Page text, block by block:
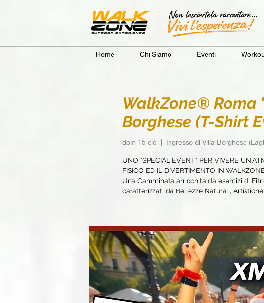
Home Chi Siamo Eventi
WalkZone® Roma
Borghese (T-Shirt
dom 15 dic
  |
Ingresso di Villa Borghese
UNO "SPECIAL EVENT" PER VIVERE
FISICO ED IL DIVERTIMENTO IN
Una Camminata arricchita da esercizi di
caratterizzati da Bellezze Naturali,